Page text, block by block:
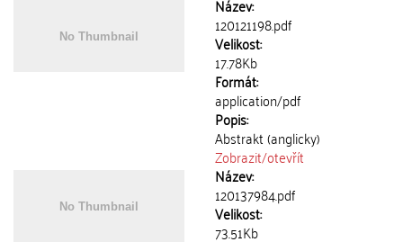
Název:
120121198.pdf
Velikost:
17.78Kb
Formát:
application/pdf
Popis:
Abstrakt (anglicky)
Zobrazit/otevřít
Název:
120137984.pdf
Velikost:
73.51Kb